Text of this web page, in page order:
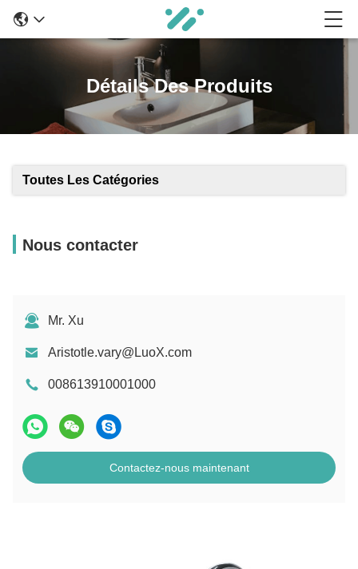
Détails Des Produits
Toutes Les Catégories
Nous contacter
Mr. Xu
Aristotle.vary@LuoX.com
008613910001000
Contactez-nous maintenant